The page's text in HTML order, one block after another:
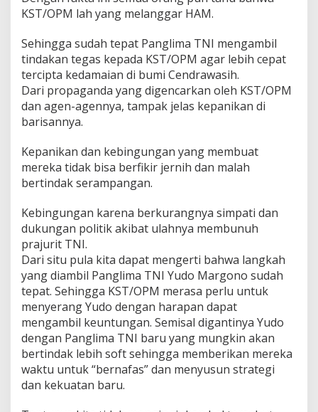
KST/OPM lah yang melanggar HAM.
Sehingga sudah tepat Panglima TNI mengambil
tindakan tegas kepada KST/OPM agar lebih cepat
tercipta kedamaian di bumi Cendrawasih.
Dari propaganda yang digencarkan oleh KST/OPM
dan agen-agennya, tampak jelas kepanikan di
barisannya.
Kepanikan dan kebingungan yang membuat
mereka tidak bisa berfikir jernih dan malah
bertindak serampangan.
Kebingungan karena berkurangnya simpati dan
dukungan politik akibat ulahnya membunuh
prajurit TNI.
Dari situ pula kita dapat mengerti bahwa langkah
yang diambil Panglima TNI Yudo Margono sudah
tepat. Sehingga KST/OPM merasa perlu untuk
menyerang Yudo dengan harapan dapat
mengambil keuntungan. Semisal digantinya Yudo
dengan Panglima TNI baru yang mungkin akan
bertindak lebih soft sehingga memberikan mereka
waktu untuk “bernafas” dan menyusun strategi
dan kekuatan baru.